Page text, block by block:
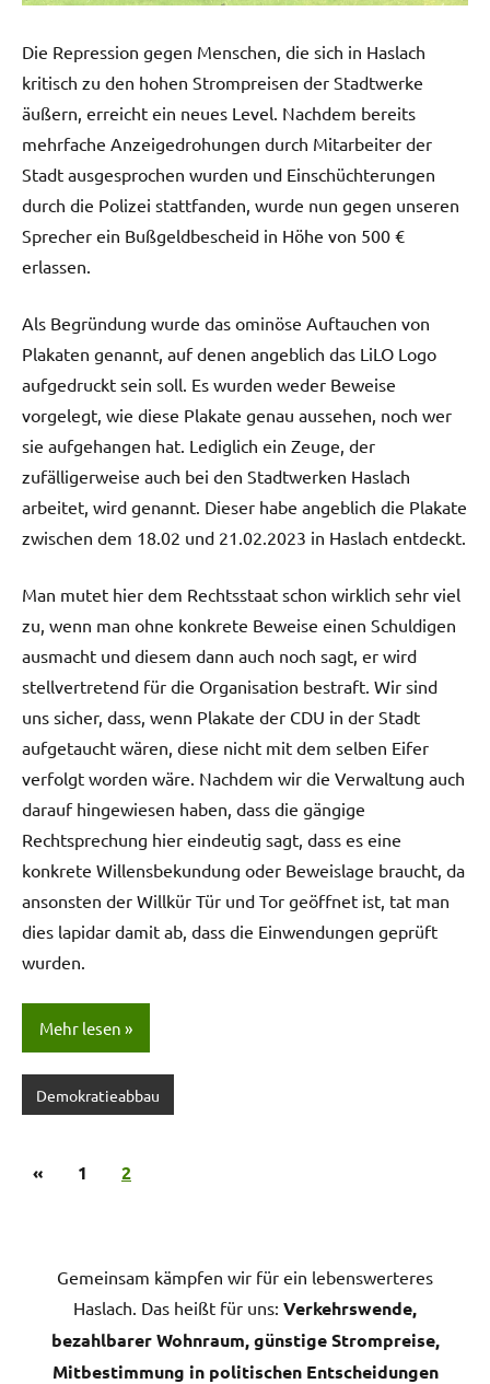
Die Repression gegen Menschen, die sich in Haslach
kritisch zu den hohen Strompreisen der Stadtwerke
äußern, erreicht ein neues Level. Nachdem bereits
mehrfache Anzeigedrohungen durch Mitarbeiter der
Stadt ausgesprochen wurden und Einschüchterungen
durch die Polizei stattfanden, wurde nun gegen unseren
Sprecher ein Bußgeldbescheid in Höhe von 500 €
erlassen.
Als Begründung wurde das ominöse Auftauchen von
Plakaten genannt, auf denen angeblich das LiLO Logo
aufgedruckt sein soll. Es wurden weder Beweise
vorgelegt, wie diese Plakate genau aussehen, noch wer
sie aufgehangen hat. Lediglich ein Zeuge, der
zufälligerweise auch bei den Stadtwerken Haslach
arbeitet, wird genannt. Dieser habe angeblich die Plakate
zwischen dem 18.02 und 21.02.2023 in Haslach entdeckt.
Man mutet hier dem Rechtsstaat schon wirklich sehr viel
zu, wenn man ohne konkrete Beweise einen Schuldigen
ausmacht und diesem dann auch noch sagt, er wird
stellvertretend für die Organisation bestraft. Wir sind
uns sicher, dass, wenn Plakate der CDU in der Stadt
aufgetaucht wären, diese nicht mit dem selben Eifer
verfolgt worden wäre. Nachdem wir die Verwaltung auch
darauf hingewiesen haben, dass die gängige
Rechtsprechung hier eindeutig sagt, dass es eine
konkrete Willensbekundung oder Beweislage braucht, da
ansonsten der Willkür Tür und Tor geöffnet ist, tat man
dies lapidar damit ab, dass die Einwendungen geprüft
wurden.
Mehr lesen
Demokratieabbau
Seitennummerierung
«Vorherige
1 2
Gemeinsam kämpfen wir für ein lebenswerteres
Haslach. Das heißt für uns: Verkehrswende,
bezahlbarer Wohnraum, günstige Strompreise,
Mitbestimmung in politischen Entscheidungen